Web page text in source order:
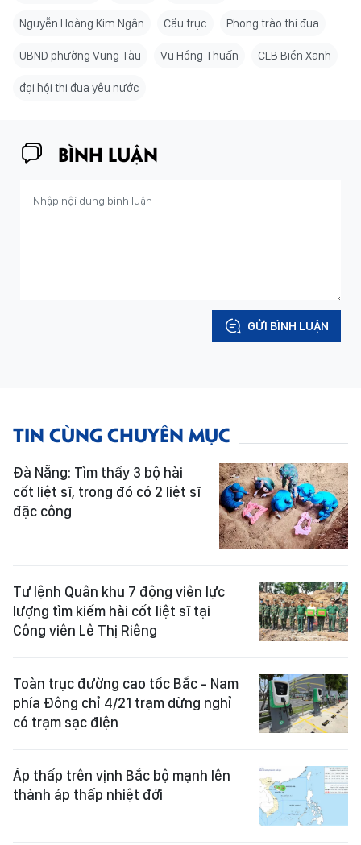
Nguyễn Hoàng Kim Ngân Cẩu trục Phong trào thi đua
UBND phường Vũng Tàu Vũ Hồng Thuấn CLB Biển Xanh
đại hội thi đua yêu nước
BÌNH LUẬN
GỬI BÌNH LUẬN
TIN CÙNG CHUYÊN MỤC
Đà Nẵng: Tìm thấy 3 bộ hài
cốt liệt sĩ, trong đó có 2 liệt sĩ
đặc công
Tư lệnh Quân khu 7 động viên lực
lượng tìm kiếm hài cốt liệt sĩ tại
Công viên Lê Thị Riêng
Toàn trục đường cao tốc Bắc - Nam
phía Đông chỉ 4/21 trạm dừng nghỉ
có trạm sạc điện
Áp thấp trên vịnh Bắc bộ mạnh lên
thành áp thấp nhiệt đới